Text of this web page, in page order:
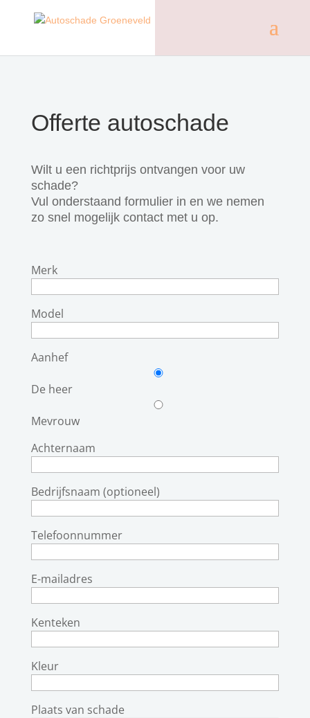
Offerte autoschade
Wilt u een richtprijs ontvangen voor uw
schade?
Vul onderstaand formulier in en we nemen
zo snel mogelijk contact met u op.
Merk
Model
Aanhef
De heer
Mevrouw
Achternaam
Bedrijfsnaam (optioneel)
Telefoonnummer
E-mailadres
Kenteken
Kleur
Plaats van schade